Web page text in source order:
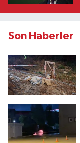
Son Haberler